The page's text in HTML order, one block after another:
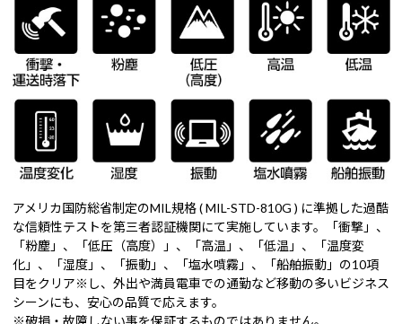
アメリカ国防総省制定のMIL規格 ( MIL-STD-810G ) に準拠した過酷
な信頼性テストを第三者認証機関にて実施しています。「衝撃」、
「粉塵」、「低圧（高度）」、「高温」、「低温」、「温度変
化」、「湿度」、「振動」、「塩水噴霧」、「船舶振動」の10項
目をクリア※し、外出や満員電車での通勤など移動の多いビジネス
シーンにも、安心の品質で応えます。